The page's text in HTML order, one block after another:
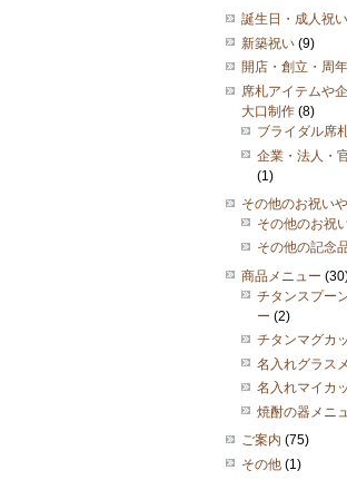
誕生日・成人祝い
新築祝い (9)
開店・創立・周
席札アイテムや
大口制作 (8)
ブライダル席
企業・法人・
(1)
その他のお祝い
その他のお祝
その他の記念
商品メニュー
チタンスプー
ー (2)
チタンマグカ
名入れグラス
名入れマイカ
焼酎の器メニ
ご案内 (75)
その他 (1)